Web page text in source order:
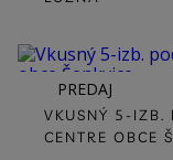
VKUSNÝ 5-IZB.
CENTRE OBCE
PREDAJ